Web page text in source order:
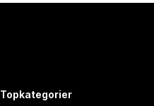
Topkategorier